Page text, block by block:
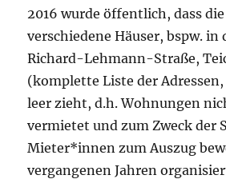
2016 wurde öffentlich, dass die
verschiedene Häuser, bspw. in
Richard-Lehmann-Straße,
(komplette Liste der
leer zieht, d.h. Wohnungen
vermietet und zum Zweck der
Mieter*innen zum Auszug
vergangenen Jahren